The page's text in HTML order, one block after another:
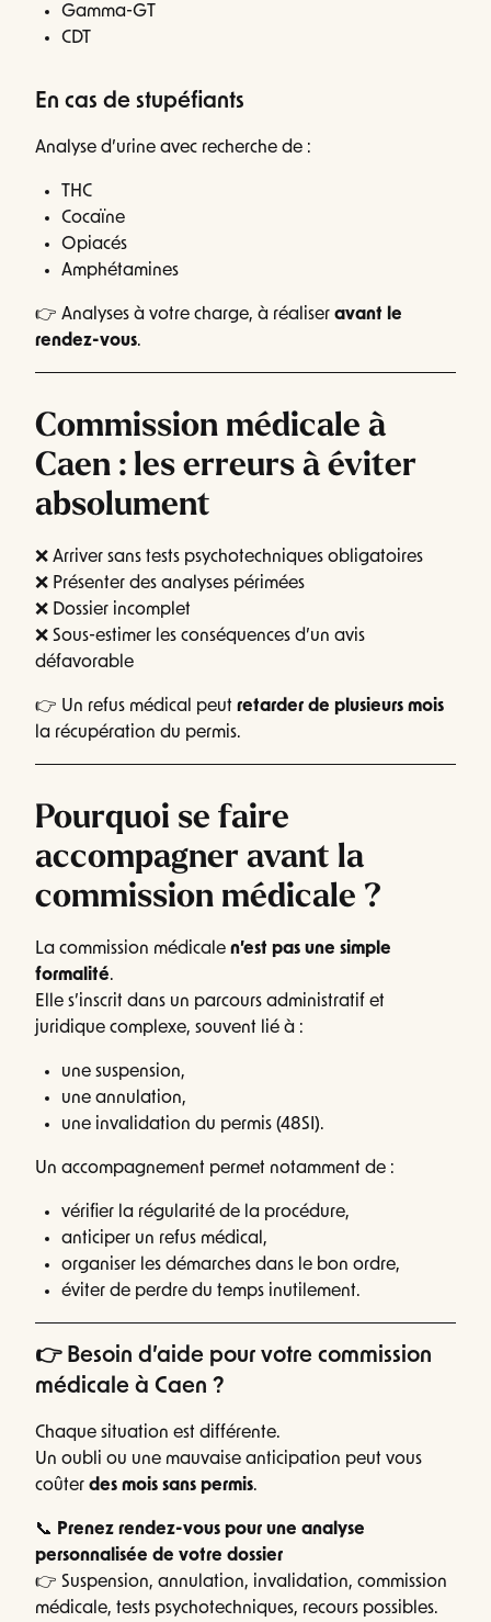
Gamma-GT
CDT
En cas de stupéfiants
Analyse d’urine avec recherche de :
THC
Cocaïne
Opiacés
Amphétamines
👉 Analyses à votre charge, à réaliser avant le
rendez-vous.
Commission médicale à
Caen : les erreurs à éviter
absolument
❌ Arriver sans tests psychotechniques obligatoires
❌ Présenter des analyses périmées
❌ Dossier incomplet
❌ Sous-estimer les conséquences d’un avis
défavorable
👉 Un refus médical peut retarder de plusieurs mois
la récupération du permis.
Pourquoi se faire
accompagner avant la
commission médicale ?
La commission médicale n’est pas une simple
formalité.
Elle s’inscrit dans un parcours administratif et
juridique complexe, souvent lié à :
une suspension,
une annulation,
une invalidation du permis (48SI).
Un accompagnement permet notamment de :
vérifier la régularité de la procédure,
anticiper un refus médical,
organiser les démarches dans le bon ordre,
éviter de perdre du temps inutilement.
👉 Besoin d’aide pour votre commission
médicale à Caen ?
Chaque situation est différente.
Un oubli ou une mauvaise anticipation peut vous
coûter des mois sans permis.
📞 Prenez rendez-vous pour une analyse
personnalisée de votre dossier
👉 Suspension, annulation, invalidation, commission
médicale, tests psychotechniques, recours possibles.